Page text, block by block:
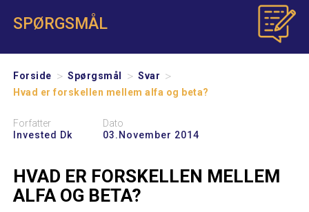
SPØRGSMÅL
Forside > Spørgsmål > Svar >
Hvad er forskellen mellem alfa og beta?
Forfatter
Invested Dk
Dato
03.november 2014
HVAD ER FORSKELLEN MELLEM
ALFA OG BETA?